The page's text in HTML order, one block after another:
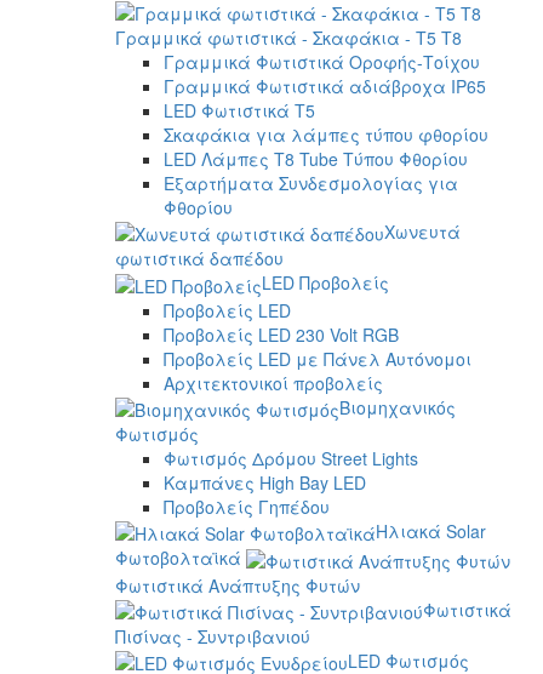
Γραμμικά φωτιστικά - Σκαφάκια - Τ5 T8
Γραμμικά Φωτιστικά Οροφής-Τοίχου
Γραμμικά Φωτιστικά αδιάβροχα IP65
LED Φωτιστικά T5
Σκαφάκια για λάμπες τύπου φθορίου
LED Λάμπες T8 Tube Τύπου Φθορίου
Εξαρτήματα Συνδεσμολογίας για
Φθορίου
Χωνευτά
φωτιστικά δαπέδου
LED Προβολείς
Προβολείς LED
Προβολείς LED 230 Volt RGB
Προβολείς LED με Πάνελ Αυτόνομοι
Αρχιτεκτονικοί προβολείς
Βιομηχανικός
Φωτισμός
Φωτισμός Δρόμου Street Lights
Καμπάνες High Bay LED
Προβολείς Γηπέδου
Ηλιακά Solar
Φωτοβολταϊκά
Φωτιστικά Ανάπτυξης Φυτών
Φωτιστικά
Πισίνας - Συντριβανιού
LED Φωτισμός